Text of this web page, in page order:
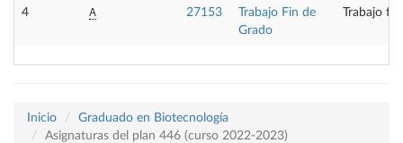
4 A 27153
Trabajo Fin de
Grado
Trabajo
Inicio
Graduado en Biotecnología
Asignaturas del plan 446 (curso 2022-2023)